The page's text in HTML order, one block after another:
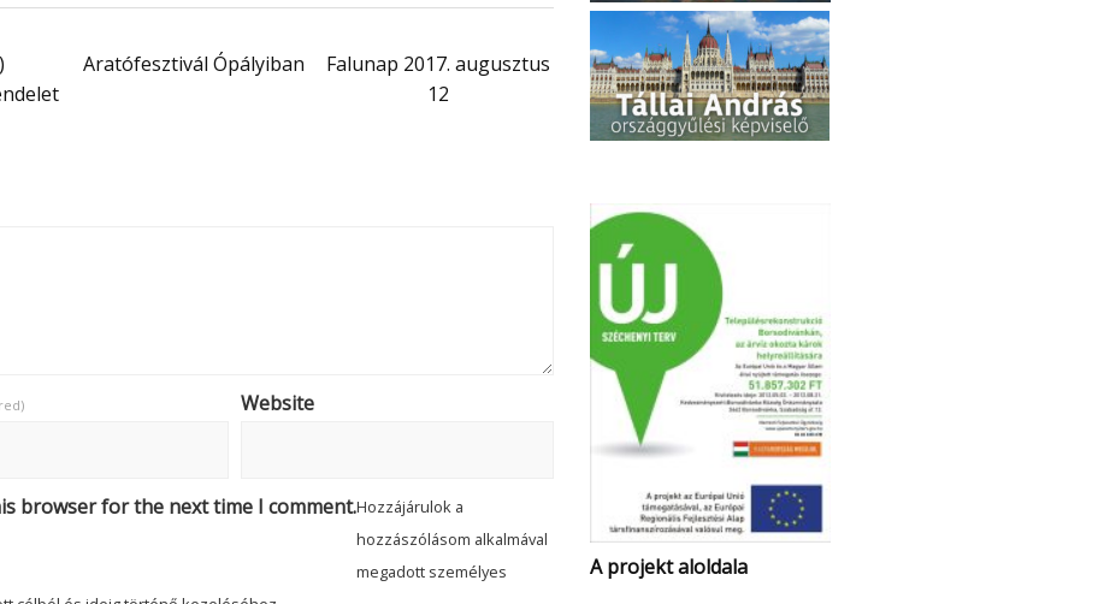
Aratófesztivál Ópályiban
Falunap 2017. augusztus
12
Website
browser for the next time I comment.Hozzájárulok a
hozzászólásom alkalmával
megadott személyes
A projekt aloldala